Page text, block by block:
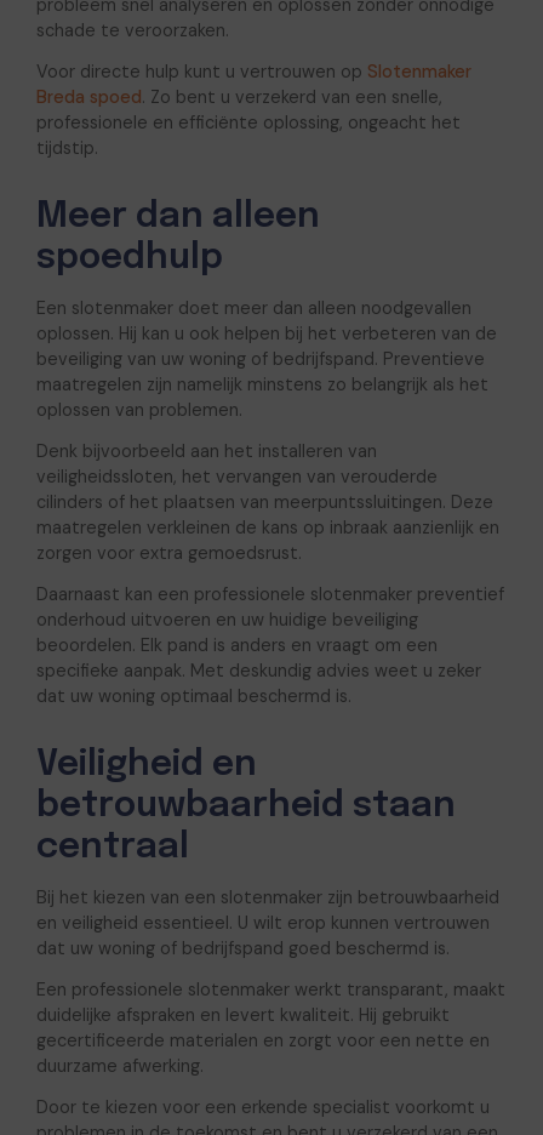
probleem snel analyseren en oplossen zonder onnodige
schade te veroorzaken.
Voor directe hulp kunt u vertrouwen op Slotenmaker
Breda spoed. Zo bent u verzekerd van een snelle,
professionele en efficiënte oplossing, ongeacht het
tijdstip.
Meer dan alleen
spoedhulp
Een slotenmaker doet meer dan alleen noodgevallen
oplossen. Hij kan u ook helpen bij het verbeteren van de
beveiliging van uw woning of bedrijfspand. Preventieve
maatregelen zijn namelijk minstens zo belangrijk als het
oplossen van problemen.
Denk bijvoorbeeld aan het installeren van
veiligheidssloten, het vervangen van verouderde
cilinders of het plaatsen van meerpuntssluitingen. Deze
maatregelen verkleinen de kans op inbraak aanzienlijk en
zorgen voor extra gemoedsrust.
Daarnaast kan een professionele slotenmaker preventief
onderhoud uitvoeren en uw huidige beveiliging
beoordelen. Elk pand is anders en vraagt om een
specifieke aanpak. Met deskundig advies weet u zeker
dat uw woning optimaal beschermd is.
Veiligheid en
betrouwbaarheid staan
centraal
Bij het kiezen van een slotenmaker zijn betrouwbaarheid
en veiligheid essentieel. U wilt erop kunnen vertrouwen
dat uw woning of bedrijfspand goed beschermd is.
Een professionele slotenmaker werkt transparant, maakt
duidelijke afspraken en levert kwaliteit. Hij gebruikt
gecertificeerde materialen en zorgt voor een nette en
duurzame afwerking.
Door te kiezen voor een erkende specialist voorkomt u